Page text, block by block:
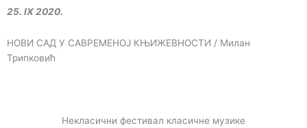
25. IX 2020.
НОВИ САД У САВРЕМЕНОЈ КЊИЖЕВНОСТИ / Милан
Трипковић
Некласични фестивал класичне музике